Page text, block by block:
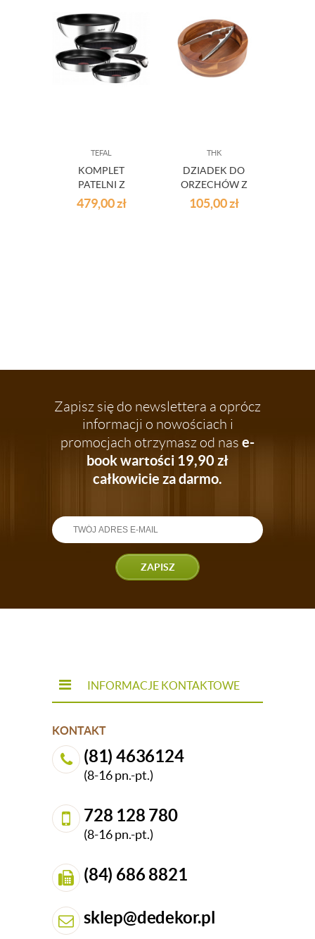
TEFAL
KOMPLET
PATELNI Z
RĄCZKĄ TEFAL
INGENIO
479,00zł
THK
DZIADEK DO
ORZECHÓW Z
MISKĄ
DREWNIANY
105,00zł
Zapisz się do newslettera a oprócz
informacji o nowościach i
promocjach otrzymasz od nas e-
book wartości 19,90 zł
całkowicie za darmo.
ZAPISZ
INFORMACJE KONTAKTOWE
KONTAKT
(81) 4636124
(8-16 pn.-pt.)
728 128 780
(8-16 pn.-pt.)
(84) 686 8821
sklep@dedekor.pl